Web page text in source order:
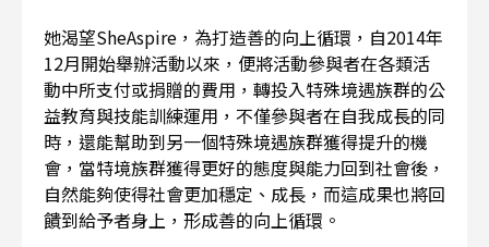
她渴望SheAspire，為打造善的向上循環，自2014年
12月開始舉辦活動以來，便將活動參與者在各類活
動中所支付或捐贈的費用，轉投入特殊境遇族群的公
益教育與技能訓練運用，不僅參與者在自我成長的同
時，還能幫助到另一個特殊境遇族群獲得提升的機
會，當特境族群獲得更好的態度與能力回到社會後，
自然能夠使得社會更加穩定、成長，而這成果也將回
饋到給予者身上，形成善的向上循環。